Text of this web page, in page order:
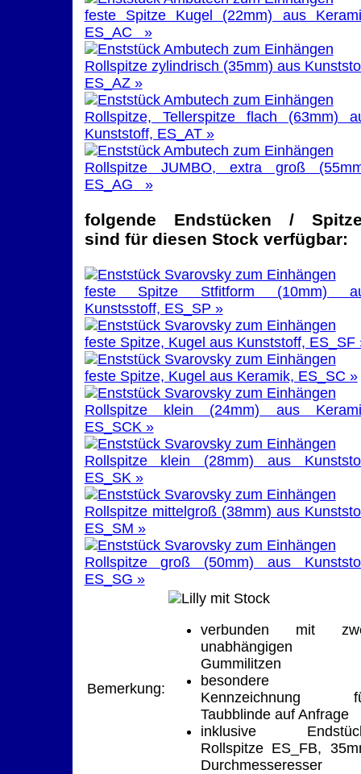
feste Spitze Kugel (22mm) aus
ES_AC »
Rollspitze zylindrisch (35mm) aus
ES_AZ »
Rollspitze, Tellerspitze flach (63mm)
Kunststoff, ES_AT »
Rollspitze JUMBO, extra groß
ES_AG »
folgende Endstücken /
sind für diesen Stock verfügbar:
feste Spitze Stfitform (10mm)
Kunstsstoff, ES_SP »
feste Spitze, Kugel aus Kunststoff, ES_SF
feste Spitze, Kugel aus Keramik, ES_SC »
Rollspitze klein (24mm) aus
ES_SCK »
Rollspitze klein (28mm) aus
ES_SK »
Rollspitze mittelgroß (38mm) aus
ES_SM »
Rollspitze groß (50mm) aus
ES_SG »
Bemerkung:
verbunden mit
unabhängigen
Gummilitzen
besondere
Kennzeichnung
Taubblinde auf Anfrage
inklusive
Rollspitze ES_FB,
Durchmesseresser